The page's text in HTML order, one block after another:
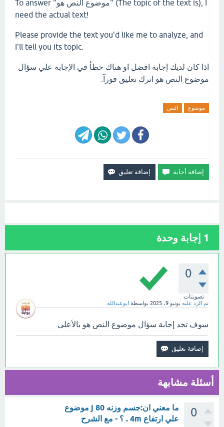
To answer "موضوع النص هو" (The topic of the text is), I
need the actual text!
Please provide the text you'd like me to analyze, and
I'll tell you its topic.
اذا كان لديك إجابة افضل او هناك خطأ في الإجابة علي سؤال
موضوع النص هو اترك تعليق فورآ.
موضوع النص
1 إجابة وحدة
0
تصويتات
تم الرد عليه يونيو 9، 2025 بواسطة ابوعبدالله
سوف تجد إجابة سؤال موضوع النص هو بالأعلى.
أسئلة مشابهة
0
ما معني ان:جسم وزنه 80 j موضوع
علي ارتفاع 4m . ؟ - مع الشرح